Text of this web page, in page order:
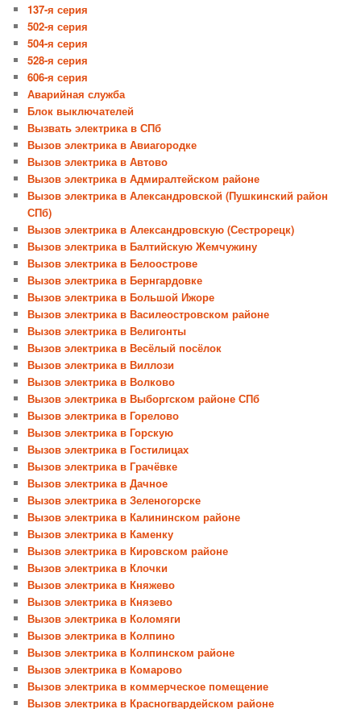
137-я серия
502-я серия
504-я серия
528-я серия
606-я серия
Аварийная служба
Блок выключателей
Вызвать электрика в СПб
Вызов электрика в Авиагородке
Вызов электрика в Автово
Вызов электрика в Адмиралтейском районе
Вызов электрика в Александровской (Пушкинский район
СПб)
Вызов электрика в Александровскую (Сестрорецк)
Вызов электрика в Балтийскую Жемчужину
Вызов электрика в Белоострове
Вызов электрика в Бернгардовке
Вызов электрика в Большой Ижоре
Вызов электрика в Василеостровском районе
Вызов электрика в Велигонты
Вызов электрика в Весёлый посёлок
Вызов электрика в Виллози
Вызов электрика в Волково
Вызов электрика в Выборгском районе СПб
Вызов электрика в Горелово
Вызов электрика в Горскую
Вызов электрика в Гостилицах
Вызов электрика в Грачёвке
Вызов электрика в Дачное
Вызов электрика в Зеленогорске
Вызов электрика в Калининском районе
Вызов электрика в Каменку
Вызов электрика в Кировском районе
Вызов электрика в Клочки
Вызов электрика в Княжево
Вызов электрика в Князево
Вызов электрика в Коломяги
Вызов электрика в Колпино
Вызов электрика в Колпинском районе
Вызов электрика в Комарово
Вызов электрика в коммерческое помещение
Вызов электрика в Красногвардейском районе